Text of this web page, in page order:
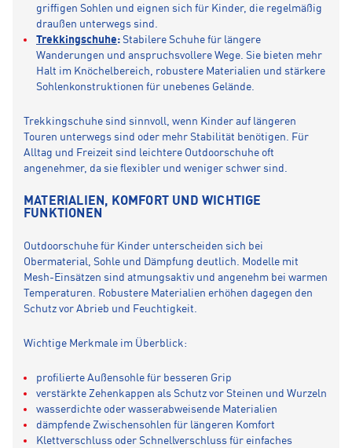
griffigen Sohlen und eignen sich für Kinder, die regelmäßig
draußen unterwegs sind.
Trekkingschuhe: Stabilere Schuhe für längere
Wanderungen und anspruchsvollere Wege. Sie bieten mehr
Halt im Knöchelbereich, robustere Materialien und stärkere
Sohlenkonstruktionen für unebenes Gelände.
Trekkingschuhe sind sinnvoll, wenn Kinder auf längeren
Touren unterwegs sind oder mehr Stabilität benötigen. Für
Alltag und Freizeit sind leichtere Outdoorschuhe oft
angenehmer, da sie flexibler und weniger schwer sind.
MATERIALIEN, KOMFORT UND WICHTIGE
FUNKTIONEN
Outdoorschuhe für Kinder unterscheiden sich bei
Obermaterial, Sohle und Dämpfung deutlich. Modelle mit
Mesh-Einsätzen sind atmungsaktiv und angenehm bei warmen
Temperaturen. Robustere Materialien erhöhen dagegen den
Schutz vor Abrieb und Feuchtigkeit.
Wichtige Merkmale im Überblick:
profilierte Außensohle für besseren Grip
verstärkte Zehenkappen als Schutz vor Steinen und Wurzeln
wasserdichte oder wasserabweisende Materialien
dämpfende Zwischensohlen für längeren Komfort
Klettverschluss oder Schnellverschluss für einfaches